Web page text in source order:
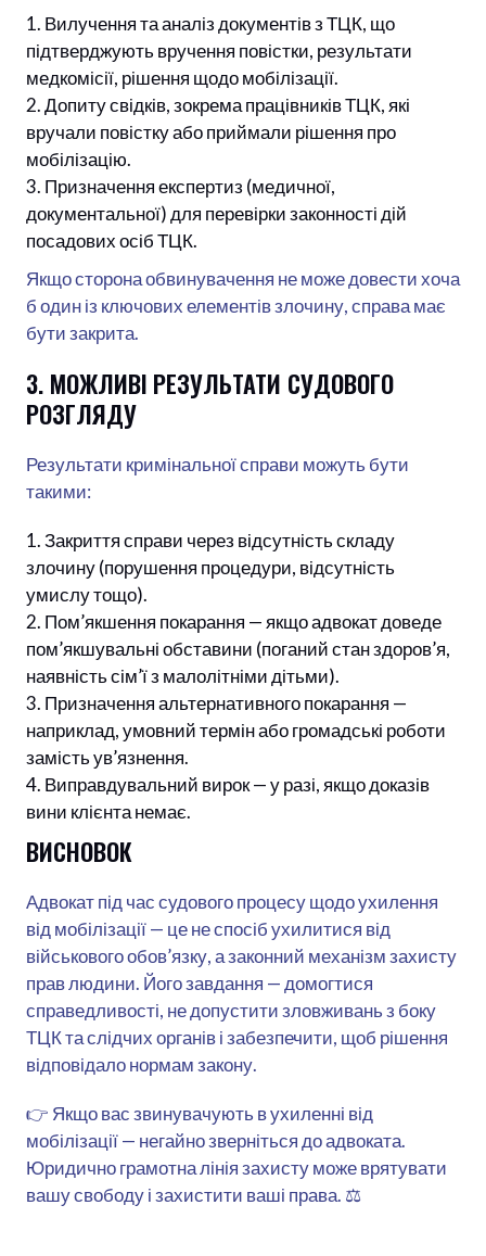
Вилучення та аналіз документів з ТЦК, що
підтверджують вручення повістки, результати
медкомісії, рішення щодо мобілізації.
Допиту свідків, зокрема працівників ТЦК, які
вручали повістку або приймали рішення про
мобілізацію.
Призначення експертиз (медичної,
документальної) для перевірки законності дій
посадових осіб ТЦК.
Якщо сторона обвинувачення не може довести хоча
б один із ключових елементів злочину, справа має
бути закрита.
3. МОЖЛИВІ РЕЗУЛЬТАТИ СУДОВОГО
РОЗГЛЯДУ
Результати кримінальної справи можуть бути
такими:
Закриття справи через відсутність складу
злочину (порушення процедури, відсутність
умислу тощо).
Пом’якшення покарання — якщо адвокат доведе
пом’якшувальні обставини (поганий стан здоров’я,
наявність сім’ї з малолітніми дітьми).
Призначення альтернативного покарання —
наприклад, умовний термін або громадські роботи
замість ув’язнення.
Виправдувальний вирок — у разі, якщо доказів
вини клієнта немає.
ВИСНОВОК
Адвокат під час судового процесу щодо ухилення
від мобілізації — це не спосіб ухилитися від
військового обов’язку, а законний механізм захисту
прав людини. Його завдання — домогтися
справедливості, не допустити зловживань з боку
ТЦК та слідчих органів і забезпечити, щоб рішення
відповідало нормам закону.
👉 Якщо вас звинувачують в ухиленні від
мобілізації — негайно зверніться до адвоката.
Юридично грамотна лінія захисту може врятувати
вашу свободу і захистити ваші права. ⚖️